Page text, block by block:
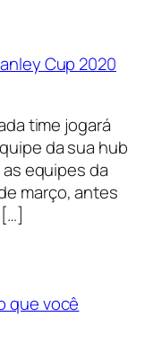
Cup 2020
time jogará
da sua hub
equipes da
março, antes
que você